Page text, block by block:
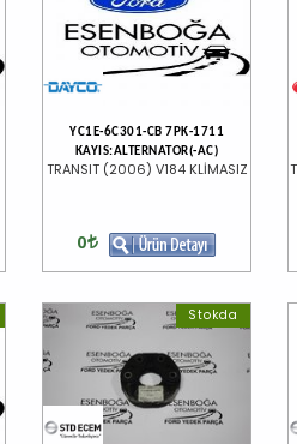
YC1E-6C301-CB 7PK-1711
KAYIS:ALTERNATOR(-AC)
TRANSIT (2006) V184 KLİMASIZ
0
Stokda